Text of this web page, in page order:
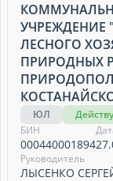
УЧРЕЖДЕНИЕ
ЛЕСНОГО
ПРИРОДНЫХ
ЮЛ
БИН
000440001894
Руководитель
ЛЫСЕНКО